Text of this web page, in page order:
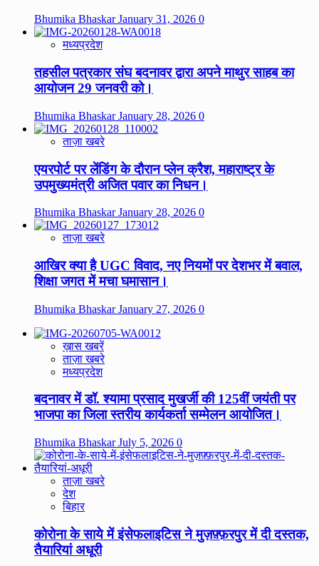
Bhumika BhaskarJanuary 31, 2026 0
मध्यप्रदेश
तहसील पत्रकार संघ बदनावर द्वारा अपने माथुर साहब का
आयोजन 29 जनवरी को।
Bhumika BhaskarJanuary 28, 2026 0
ताज़ा खबरे
एयरपोर्ट पर लेंडिंग के दौरान प्लेन क्रैश, महाराष्ट्र के
उपमुख्यमंत्री अजित पवार का निधन।
Bhumika BhaskarJanuary 28, 2026 0
ताज़ा खबरे
आखिर क्या है UGC विवाद, नए नियमों पर देशभर में बवाल,
शिक्षा जगत में मचा घमासान।
Bhumika BhaskarJanuary 27, 2026 0
ख़ास खबरें
ताज़ा खबरे
मध्यप्रदेश
बदनावर में डॉ. श्यामा प्रसाद मुखर्जी की 125वीं जयंती पर
भाजपा का जिला स्तरीय कार्यकर्ता सम्मेलन आयोजित।
Bhumika BhaskarJuly 5, 2026 0
ताज़ा खबरे
देश
बिहार
कोरोना के साये में इंसेफलाइटिस ने मुज़फ़्फ़रपुर में दी दस्तक,
तैयारियां अधूरी